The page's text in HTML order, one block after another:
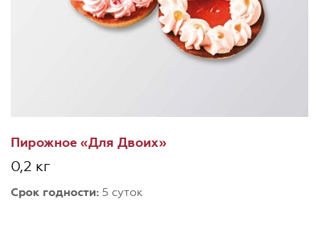
Пирожное «Для Двоих»
0,2 кг
Срок годности: 5 суток